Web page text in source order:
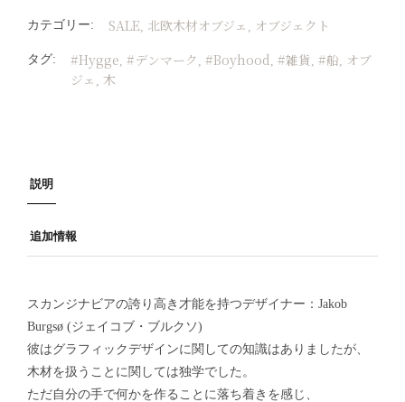
カテゴリー: SALE 北欧木材オブジェ オブジェクト
タグ: #Hygge #デンマーク #Boyhood #雑貨 #船 オブ
ジェ 木
説明
追加情報
スカンジナビアの誇り高き才能を持つデザイナー：Jakob
Burgsø (ジェイコブ・ブルクソ)
彼はグラフィックデザインに関しての知識はありましたが、
木材を扱うことに関しては独学でした。
ただ自分の手で何かを作ることに落ち着きを感じ、